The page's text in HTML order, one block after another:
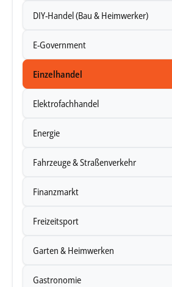
gesammelt haben.
Unsere Datenschutzerklärung finden
DIY-Handel (Bau & Heimwerker)
E-Government
Einzelhandel
Elektrofachhandel
Energie
Fahrzeuge & Straßenverkehr
Finanzmarkt
Freizeitsport
Garten & Heimwerken
Gastronomie